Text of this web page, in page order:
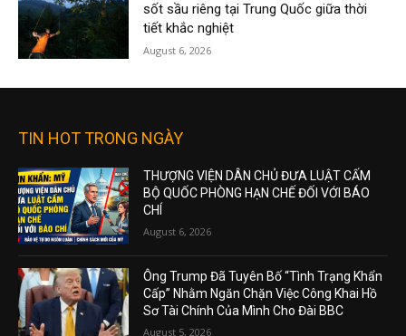
sốt sầu riêng tại Trung Quốc giữa thời
tiết khắc nghiệt
August 6, 2026
TIN HOT TRONG NGÀY
THƯỢNG VIỆN DÂN CHỦ ĐƯA LUẬT CẤM
BỘ QUỐC PHÒNG HẠN CHẾ ĐỐI VỚI BÁO
CHÍ
August 6, 2026
Ông Trump Đã Tuyên Bố “Tình Trạng Khẩn
Cấp” Nhằm Ngăn Chặn Việc Công Khai Hồ
Sơ Tài Chính Của Mình Cho Đài BBC
August 5, 2026